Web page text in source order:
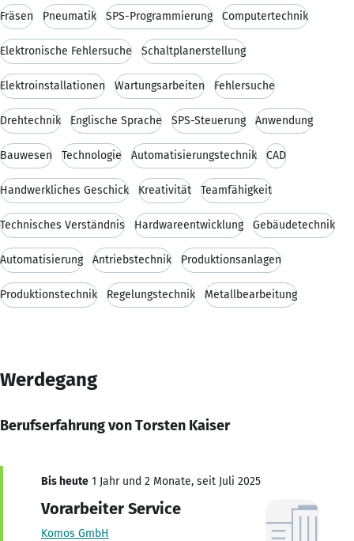
Fräsen Pneumatik SPS-Programmierung Computertechnik
Elektronische Fehlersuche Schaltplanerstellung
Elektroinstallationen Wartungsarbeiten Fehlersuche
Drehtechnik Englische Sprache SPS-Steuerung Anwendung
Bauwesen Technologie Automatisierungstechnik CAD
Handwerkliches Geschick Kreativität Teamfähigkeit
Technisches Verständnis Hardwareentwicklung Gebäudetechnik
Automatisierung Antriebstechnik Produktionsanlagen
Produktionstechnik Regelungstechnik Metallbearbeitung
Werdegang
Berufserfahrung von Torsten Kaiser
Bis heute 1 Jahr und 2 Monate, seit Juli 2025
Vorarbeiter Service
Komos GmbH